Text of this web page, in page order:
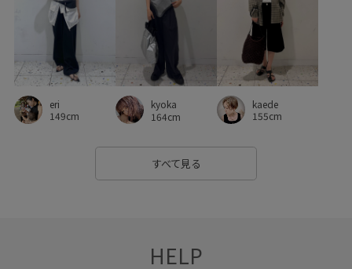
透け感
eri
149cm
kyoka
164cm
kaede
155cm
すべて見る
HELP